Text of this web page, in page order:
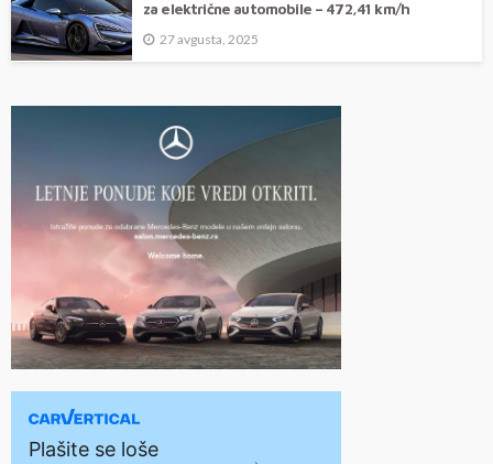
za električne automobile – 472,41 km/h
27 avgusta, 2025